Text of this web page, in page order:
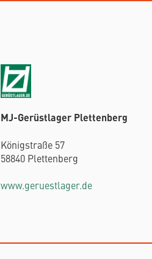
MJ-Gerüstlager Plettenberg
Königstraße 57
58840 Plettenberg
www.geruestlager.de